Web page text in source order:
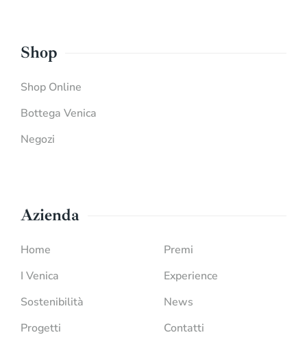
Shop
Shop Online
Bottega Venica
Negozi
Azienda
Home
I Venica
Sostenibilità
Progetti
Premi
Experience
News
Contatti